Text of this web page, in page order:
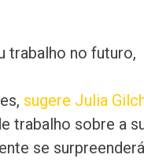
trabalho no futuro,
sugere Julia
trabalho sobre a
se